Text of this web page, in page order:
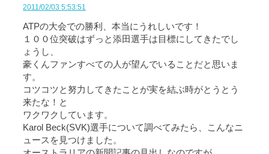
2011/02/03 5:53:51
ATPの大会での勝利、本当にうれしいです！
１００位突破はずっと添田選手は目標にしてきたでし
ょうし、
豪くんファンすべての人が望んでいることだと思いま
す。
コツコツと努力してきたことが実を結ぶ時がとうとう
来たな！と
ワクワクしています。
Karol Beck(SVK)選手について調べてみたら、こんなニ
ュースを見つけました。